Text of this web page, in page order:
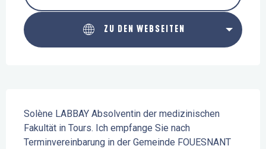
ZU DEN WEBSEITEN
Solène LABBAY Absolventin der medizinischen
Fakultät in Tours. Ich empfange Sie nach
Terminvereinbarung in der Gemeinde FOUESNANT